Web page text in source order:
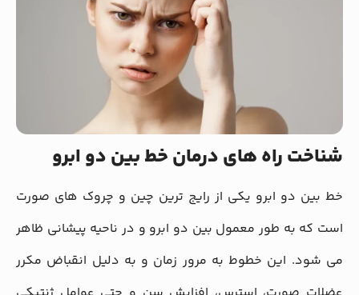
شناخت راه های درمان خط بین دو ابرو
خط بین دو ابرو یکی از رایج‌ ترین چین و چروک‌ های صورت
است که به‌ طور معمول بین دو ابرو و در ناحیه پیشانی ظاهر
می‌ شود. این خطوط به مرور زمان و به دلیل انقباض مکرر